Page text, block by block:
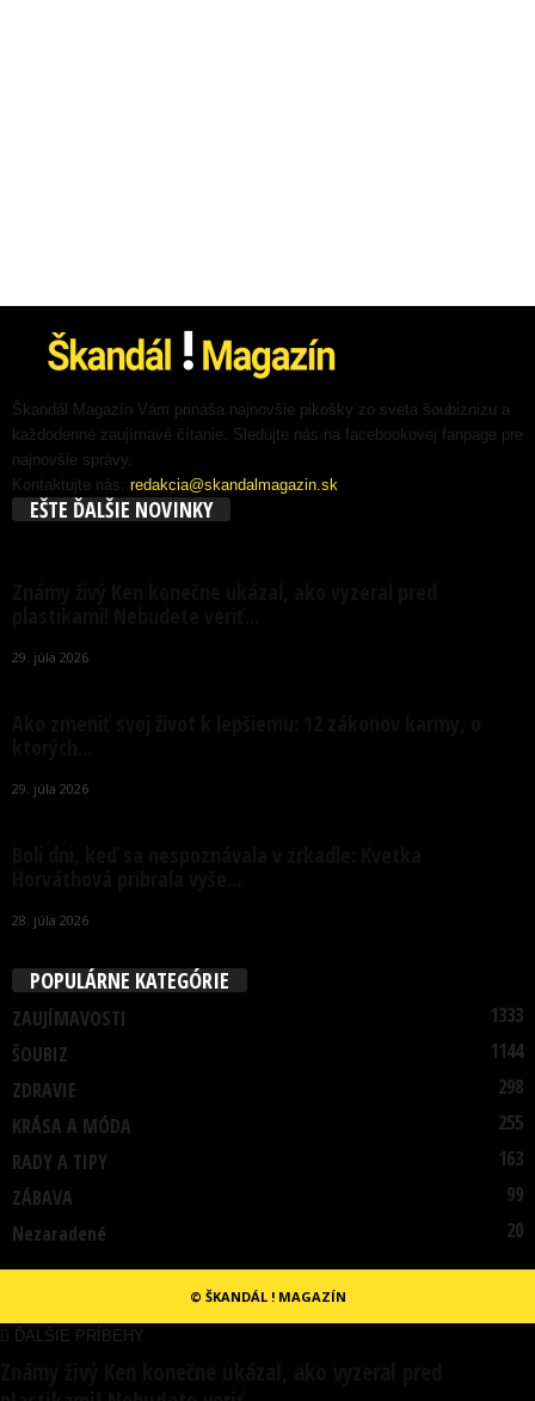
Škandál Magazín Vám prináša najnovšie pikošky zo sveta šoubiznizu a
každodenné zaujímavé čítanie. Sledujte nás na facebookovej fanpage pre
najnovšie správy.
Kontaktujte nás: redakcia@skandalmagazin.sk
EŠTE ĎALŠIE NOVINKY
29. júla 2026
29. júla 2026
28. júla 2026
POPULÁRNE KATEGÓRIE
ZAUJÍMAVOSTI
1333
ŠOUBIZ
1144
ZDRAVIE
298
KRÁSA A MÓDA
255
RADY A TIPY
163
ZÁBAVA
99
Nezaradené
20
© ŠKANDÁL ! MAGAZÍN
ĎALŠIE PRÍBEHY